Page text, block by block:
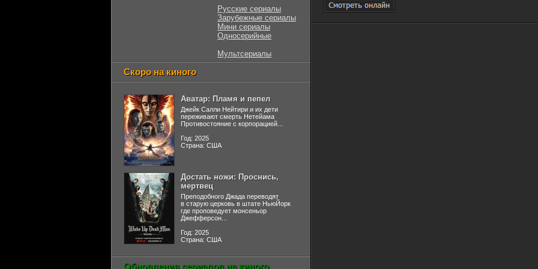
Русские сериалы
Зарубежные сериалы
Мини сериалы
Односерийные
Мультсериалы
Скоро на киного
Аватар: Пламя и пепел
Джейк Салли Нейтири и их дети
переживают смерть Нетейама
Противостояние с корпорацией...
Год: 2025
Страна: США
Достать ножи: Проснись,
мертвец
Преподобного Джада переводят
в старую церковь в штате НьюЙорк
где проповедует монсеньор
Джефферсон...
Год: 2025
Страна: США
Обновления сериалов на киного